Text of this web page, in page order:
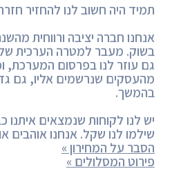
תמיד היה חשוב לנו להחזיר
אנחנו חברה יציבה ורווחית
בשוק. מעבר למטרה הערכית
גם עוזר לנו בפרסום המערכת,
מהעסקים שנרשמים אליו, גם
בהמשך.
יש לנו לקוחות שנמצאים איתנו
שילמו לנו שקל. אנחנו אוהבים
הסבר על המחירון »
פירוט המסלולים »